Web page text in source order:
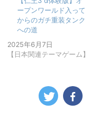
ープンワールド入って
からのガチ重装タンク
への道
2025年6月7日
【日本関連テーマゲーム】